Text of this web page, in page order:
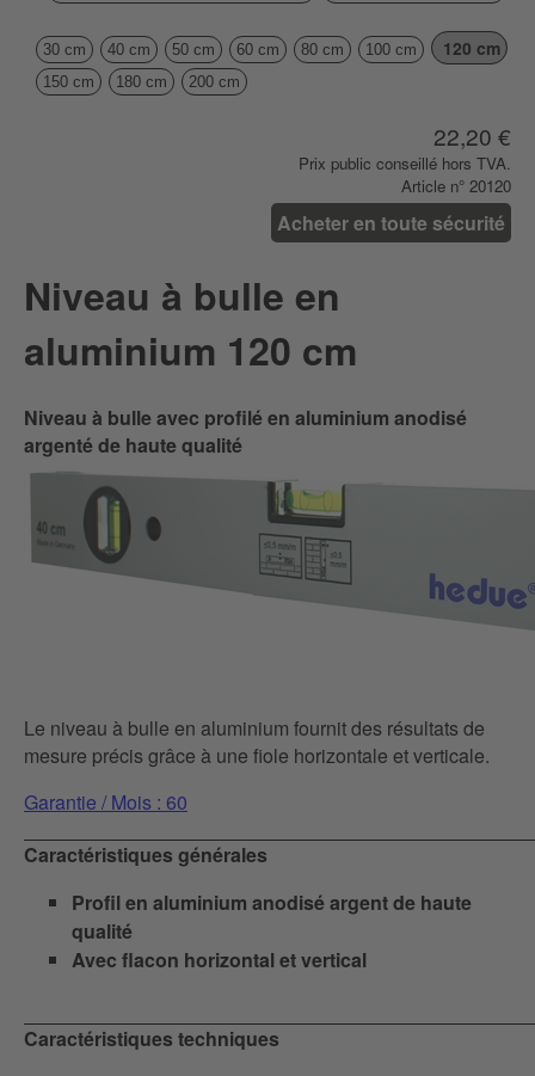
30 cm 40 cm 50 cm 60 cm 80 cm 100 cm 120 cm
150 cm 180 cm 200 cm
22,20 €
Prix ​​public conseillé hors TVA.
Article n° 20120
Acheter en toute sécurité
Niveau à bulle en
aluminium 120 cm
Niveau à bulle avec profilé en aluminium anodisé
argenté de haute qualité
Le niveau à bulle en aluminium fournit des résultats de
mesure précis grâce à une fiole horizontale et verticale.
Garantie / Mois : 60
Caractéristiques générales
Profil en aluminium anodisé argent de haute
qualité
Avec flacon horizontal et vertical
Caractéristiques techniques